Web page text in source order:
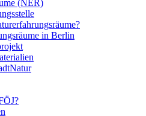
(NER)
in Berlin